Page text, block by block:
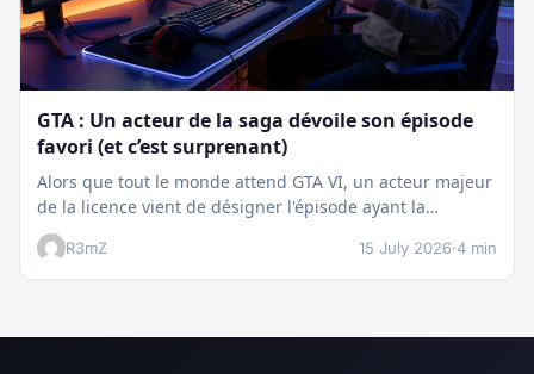
GTA : Un acteur de la saga dévoile son épisode
favori (et c’est surprenant)
Alors que tout le monde attend GTA VI, un acteur majeur
de la licence vient de désigner l'épisode ayant la…
R3mZ 15 July 2026·4 min